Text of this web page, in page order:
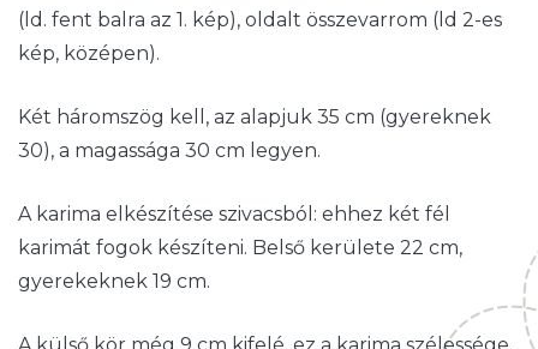
(ld. fent balra az 1. kép), oldalt összevarrom (ld 2-es
kép, középen).
Két háromszög kell, az alapjuk 35 cm (gyereknek
30), a magassága 30 cm legyen.
A karima elkészítése szivacsból: ehhez két fél
karimát fogok készíteni. Belső kerülete 22 cm,
gyerekeknek 19 cm.